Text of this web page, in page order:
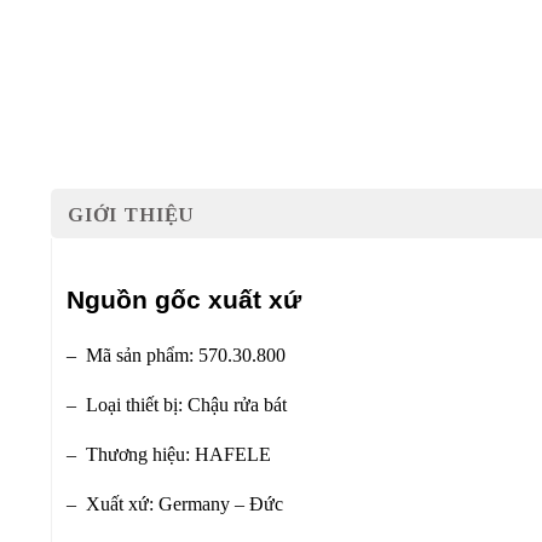
GIỚI THIỆU
Nguồn gốc xuất xứ
– Mã sản phẩm: 570.30.800
– Loại thiết bị: Chậu rửa bát
– Thương hiệu: HAFELE
– Xuất xứ: Germany – Đức